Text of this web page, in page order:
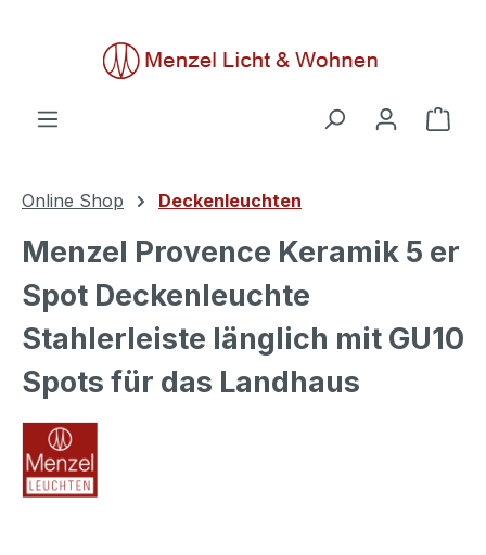
Online Shop Deckenleuchten
Menzel Provence Keramik 5 er
Spot Deckenleuchte
Stahlerleiste länglich mit GU10
Spots für das Landhaus